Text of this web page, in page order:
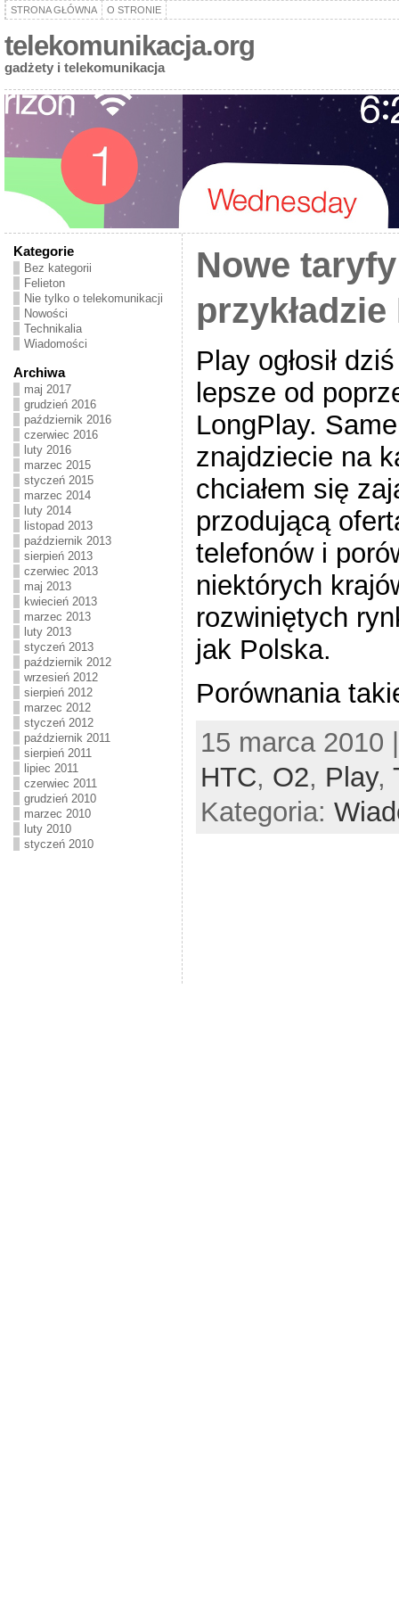
STRONA GŁÓWNA O STRONIE
telekomunikacja.org
gadżety i telekomunikacja
Kategorie
Bez kategorii
Felieton
Nie tylko o telekomunikacji
Nowości
Technikalia
Wiadomości
Archiwa
maj 2017
grudzień 2016
październik 2016
czerwiec 2016
luty 2016
marzec 2015
styczeń 2015
marzec 2014
luty 2014
listopad 2013
październik 2013
sierpień 2013
czerwiec 2013
maj 2013
kwiecień 2013
marzec 2013
luty 2013
styczeń 2013
październik 2012
wrzesień 2012
sierpień 2012
marzec 2012
styczeń 2012
październik 2011
sierpień 2011
lipiec 2011
czerwiec 2011
grudzień 2010
marzec 2010
luty 2010
styczeń 2010
Nowe
przykładzie
Play ogłosił
lepsze od
LongPlay.
znajdziecie na
chciałem się
przodującą
telefonów i
niektórych
rozwiniętych
jak Polska.
Porównania
15 marca 2010
HTC, O2, Play,
Kategoria: